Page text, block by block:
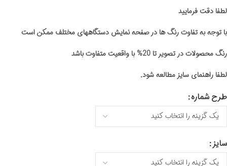
لطفا دقت فرمایید
با توجه به تفاوت رنگ ها در صفحه نمایش دستگاههای مختلف ممکن است
رنگ محصولات در تصویر تا 20% با واقعیت متفاوت باشد
لطفا راهنمای سایز مطالعه شود.
طرح شماره
سایز